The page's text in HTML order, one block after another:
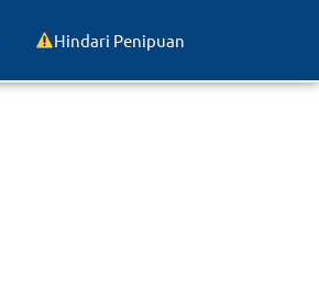
Hindari Penipuan